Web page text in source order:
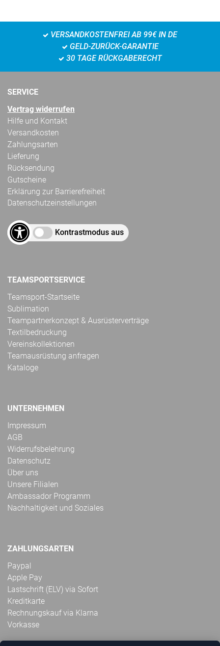
VERSANDKOSTENFREI AB 99€ IN DE
GELD-ZURÜCK-GARANTIE
30 TAGE RÜCKGABERECHT
SERVICE
Vertrag widerrufen
Hilfe und Kontakt
Versandkosten
Zahlungsarten
Lieferung
Rücksendung
Gutscheine
Erklärung zur Barrierefreiheit
Datenschutzeinstellungen
Kontrastmodus aus
TEAMSPORTSERVICE
Teamsport-Startseite
Sublimation
Teampartnerkonzept & Ausrüsterverträge
Textilbedruckung
Vereinskollektionen
Teamausrüstung anfragen
Kataloge
UNTERNEHMEN
Impressum
AGB
Widerrufsbelehrung
Datenschutz
Über uns
Unsere Filialen
Ambassador Programm
Nachhaltigkeit und Soziales
ZAHLUNGSARTEN
Paypal
Apple Pay
Lastschrift (ELV) via Sofort
Kreditkarte
Rechnungskauf via Klarna
Vorkasse